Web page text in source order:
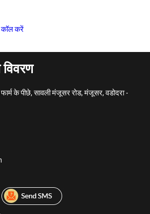
कॉल करें
के पीछे, सावली मंजूसर रोड, मंजूसर, वडोदरा -